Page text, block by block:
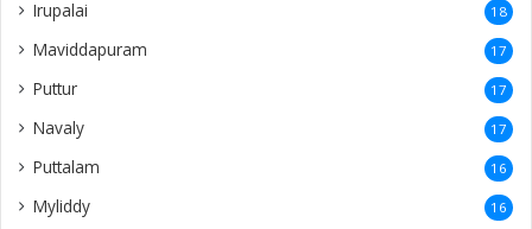
Irupalai 18
Maviddapuram 17
Puttur 17
Navaly 17
Puttalam 16
Myliddy 16